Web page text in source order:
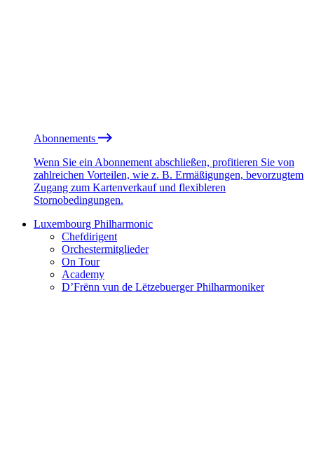
Abonnements
Wenn Sie ein Abonnement abschließen, profitieren Sie von
zahlreichen Vorteilen, wie z. B. Ermäßigungen, bevorzugtem
Zugang zum Kartenverkauf und flexibleren
Stornobedingungen.
Luxembourg Philharmonic
Chefdirigent
Orchestermitglieder
On Tour
Academy
D’Frënn vun de Lëtzebuerger Philharmoniker